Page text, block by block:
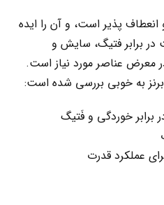
انعطاف پذیر است، و آن را ایده
برابر فتیگ، سایش و
معرض عناصر مورد نیاز است.
به خوبی بررسی شده است:
برابر خوردگی و فَتیگ
عملکرد قدرت